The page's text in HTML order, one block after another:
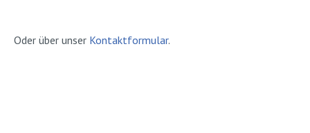
Oder über unser Kontaktformular.